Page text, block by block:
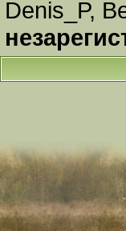
Denis_P,